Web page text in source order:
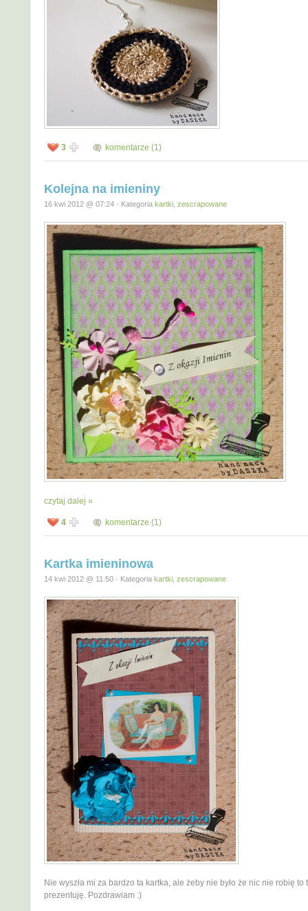
3 komentarze (1)
Kolejna na imieniny
16 kwi 2012 @ 07:24 · Kategoria kartki zescrapowane
czytaj dalej »
4 komentarze (1)
Kartka imieninowa
14 kwi 2012 @ 11:50 · Kategoria kartki zescrapowane
Nie wyszła mi za bardzo ta kartka, ale żeby nie było że nic nie robię to
prezentuję. Pozdrawiam :)